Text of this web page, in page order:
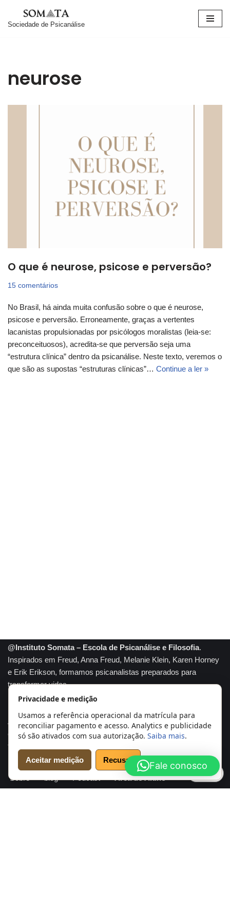
Pular
Sociedade de Psicanálise
neurose
O que é neurose, psicose e perversão?
15 comentários
No Brasil, há ainda muita confusão sobre o que é neurose,
psicose e perversão. Erroneamente, graças a vertentes
lacanistas propulsionadas por psicólogos moralistas (leia-se:
preconceituosos), acredita-se que perversão seja uma
“estrutura clínica” dentro da psicanálise. Neste texto, veremos o
que são as supostas “estruturas clínicas”… Continue a ler »
@Instituto Somata – Escola de Psicanálise e Filosofia.
Inspirados em Freud, Anna Freud, Melanie Klein, Karen Horney
e Erik Erikson, formamos psicanalistas preparados para
transformar vidas.
Somata marca registrada
A tradição e conhecimento se unem para formar profissionais
capazes de compreender profundamente a mente humana e
transformar realidades. Psicanálise com propósito.
Início Cursos Agendar Análise
Psicanalistas
Sobre
blog Podcast Área do Aluno
Fale conosco
Privacidade e medição
Usamos a referência operacional da matrícula para
reconciliar pagamento e acesso. Analytics e publicidade
só são ativados com sua autorização. Saiba mais.
Aceitar medição Recusar
Cookies